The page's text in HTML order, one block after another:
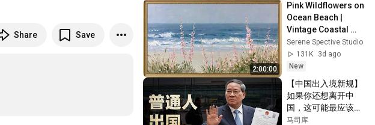
Share Save
2:00:00
Pink Wildflowers on
Ocean Beach |
Vintage Coastal
Seascape Oil
Painting | 4K
Ambient TV
Screensaver
Serene Spective Studio
131K
3d ago
New
【中国出入境新规】
如果你还想离开中
国，这可能最应该看
的一个节目
马司库